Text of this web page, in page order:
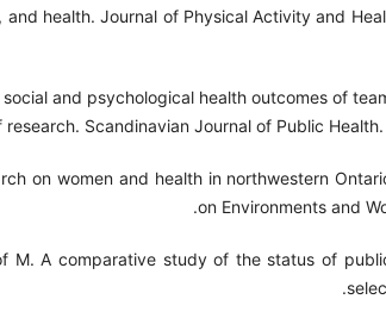
health. Journal of Physical Activity and
and psychological health outcomes of
Scandinavian Journal of Public
on women and health in northwestern
on Environments and
M. A comparative study of the status of